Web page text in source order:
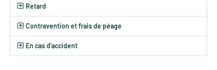
Retard
Contravention et frais de péage
En cas d'accident